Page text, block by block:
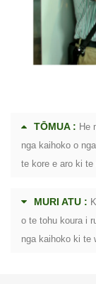
TŌMUA : He
nga kaihoko o
te kore e aro ki te
MURI ATU :
o te tohu koura i
nga kaihoko ki te